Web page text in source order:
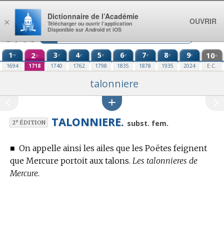
Aller au contenu
1re
1694
2e
1718
3e
1740
4e
1762
5e
1798
6e
1835
7e
1878
8e
1935
9e
2024
10e
E.C.
talonniere
2eÉDITION TALONNIERE. subst. fem.
■ On appelle ainsi les ailes que les Poëtes feignent
que Mercure portoit aux talons. Les talonnieres de
Mercure.
×
Dictionnaire de l’Académie
Télécharger ou ouvrir l’application
Disponible sur Android et iOS
OUVRIR